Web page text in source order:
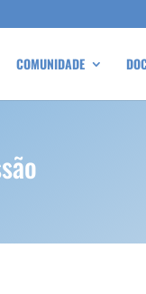
COMUNIDADE